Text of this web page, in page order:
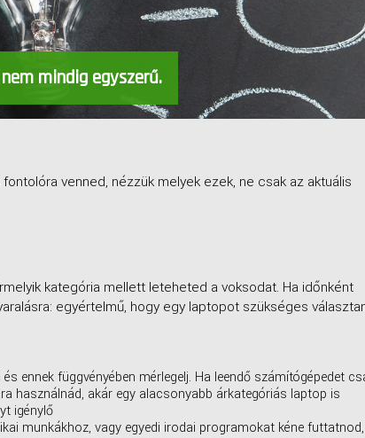
mindig egyszerű.
venned, nézzük melyek ezek, ne csak az aktuális
kategória mellett leteheted a voksodat. Ha időnként
egyértelmű, hogy egy laptopot szükséges
ennek függvényében mérlegelj. Ha leendő számítógépedet
használnád, akár egy alacsonyabb árkategóriás laptop is
igénylő
munkákhoz, vagy egyedi irodai programokat kéne